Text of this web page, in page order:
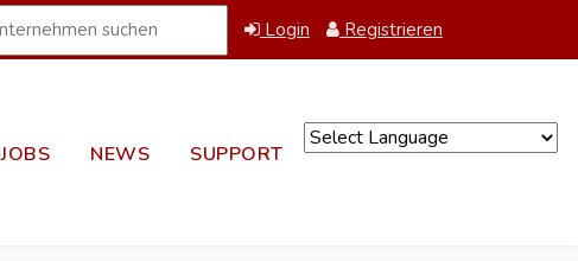
Login Registrieren
JOBS NEWS SUPPORT